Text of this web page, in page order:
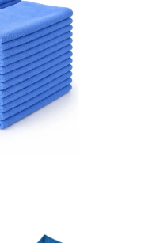
x 30 cm - 3 kusy
40 x 40 cm -